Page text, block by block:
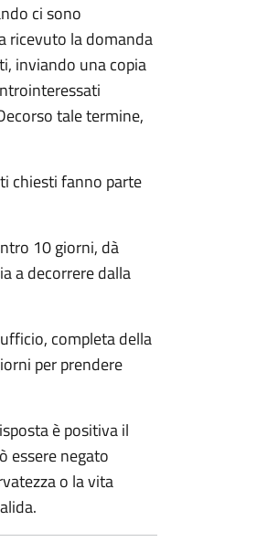
ci sono
ricevuto la domanda
inviando una copia
tale termine,
chiesti fanno parte
10 giorni, dà
a decorrere dalla
completa della
per prendere
è positiva il
essere negato
o la vita